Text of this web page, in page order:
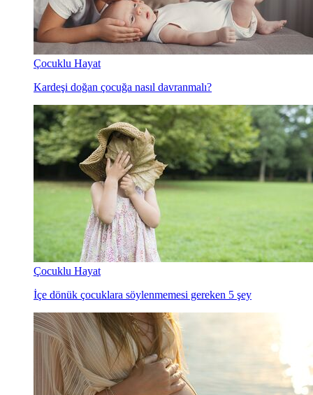
Çocuklu Hayat
Kardeşi doğan çocuğa nasıl davranmalı?
Çocuklu Hayat
İçe dönük çocuklara söylenmemesi gereken 5 şey